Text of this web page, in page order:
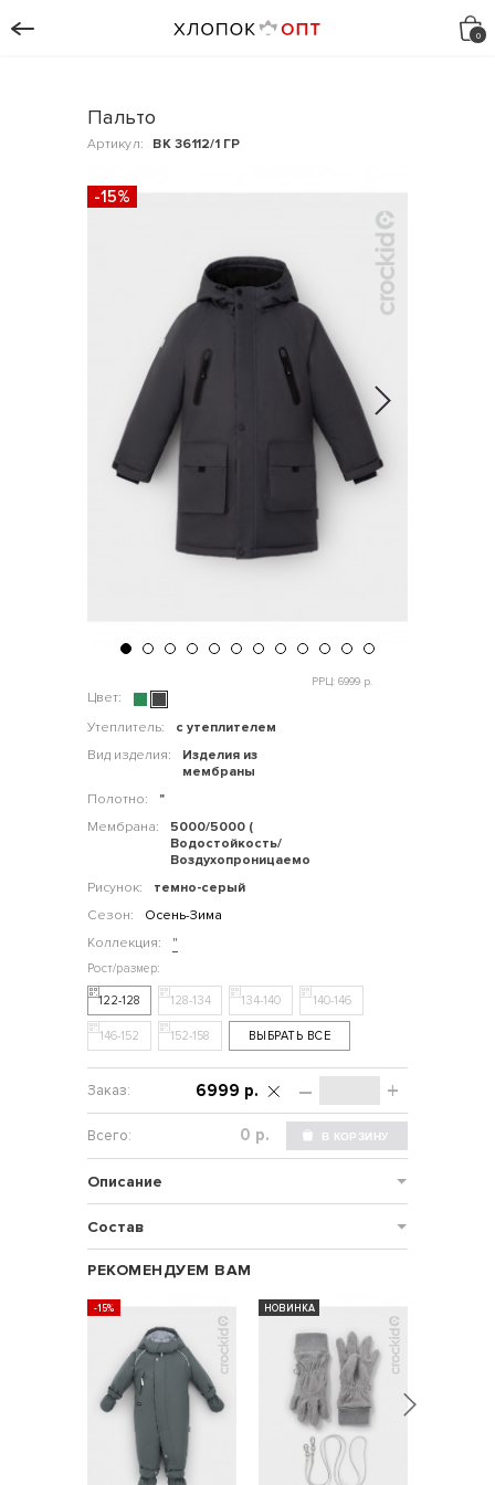
Пальто
Артикул: ВК 36112/1 ГР
-15%
Цвет:
Утеплитель:
с утеплителем
Вид изделия:
Изделия из
мембраны
Полотно:
"
Мембрана:
5000/5000 (
Водостойкость/
Воздухопроницаемость)
Рисунок:
темно-серый
Сезон:
Осень-Зима
Коллекция:
"
РРЦ: 6999 р.
122-128 128-134 134-140 140-146
146-152 152-158 ВЫБРАТЬ ВСЕ
– +
6999 р.
р.
Описание
Состав
РЕКОМЕНДУЕМ ВАМ
-15% НОВИНКА